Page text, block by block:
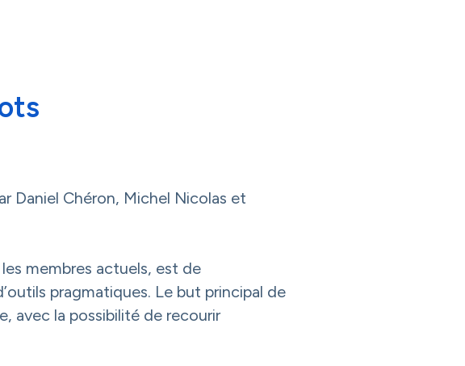
Daniel Chéron, Michel Nicolas et
membres actuels, est de
pragmatiques. Le but principal de
avec la possibilité de recourir